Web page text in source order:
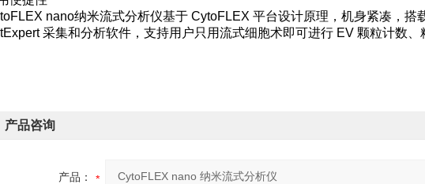
nano纳米流式分析仪基于 CytoFLEX 平台设计原理，机身紧凑，搭
采集和分析软件，支持用户只用流式细胞术即可进行 EV 颗粒计数、
产品咨询
产品：